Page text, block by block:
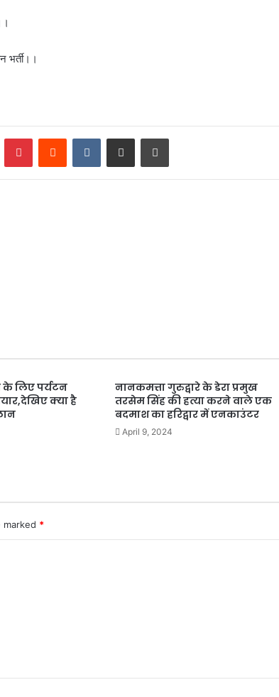
भर्ती।।
PinterestReddit VKontakteShare via Email Print
के लिए पर्यटन
क्या है
नानकमत्ता गुरुद्वारे के डेरा प्रमुख
तरसेम सिंह की हत्या करने वाले एक
बदमाश का हरिद्वार में एनकाउंटर
April 9, 2024
marked *